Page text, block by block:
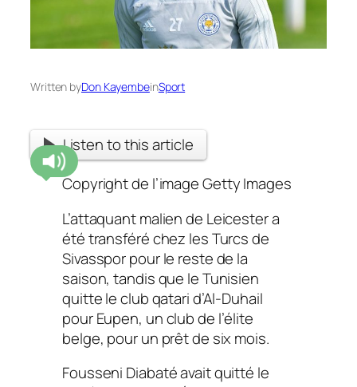
Written byDon KayembeinSport
Listen to this article
Copyright de l’imageGetty Images
L’attaquant malien de Leicester a
été transféré chez les Turcs de
Sivasspor pour le reste de la
saison, tandis que le Tunisien
quitte le club qatari d’Al-Duhail
pour Eupen, un club de l’élite
belge, pour un prêt de six mois.
Fousseni Diabaté avait quitté le